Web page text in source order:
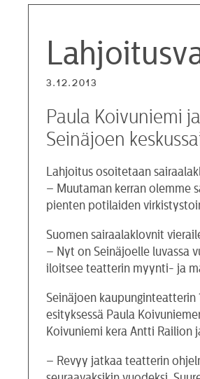
3.12.2013
Paula Koivuniemi
Seinäjoen
Lahjoitus osoitetaan
– Muutaman kerran olemme
pienten potilaiden
Suomen sairaalaklovnit
– Nyt on Seinäjoelle luvassa
iloitsee teatterin myynti- ja
Seinäjoen
esityksessä Paula
Koivuniemi kera Antti Railion
– Revyy jatkaa teatterin